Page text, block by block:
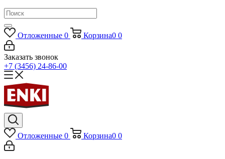
Отложенные 0 Корзина0 0
Заказать звонок
+7 (3456) 24-86-00
Отложенные 0 Корзина0 0